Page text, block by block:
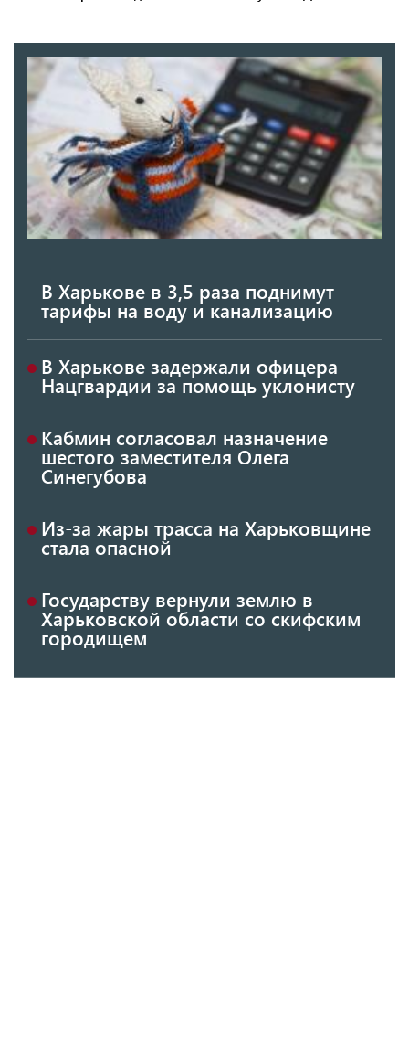
В Харькове в 3,5 раза поднимут
тарифы на воду и канализацию
В Харькове задержали офицера
Нацгвардии за помощь уклонисту
Кабмин согласовал назначение
шестого заместителя Олега
Синегубова
Из-за жары трасса на Харьковщине
стала опасной
Государству вернули землю в
Харьковской области со скифским
городищем